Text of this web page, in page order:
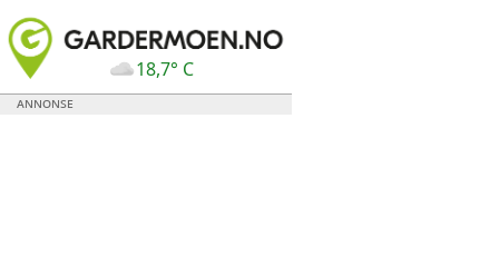
18,7° C